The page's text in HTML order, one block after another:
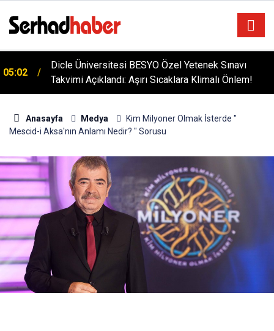
05:02
Dicle Üniversitesi BESYO Özel Yetenek Sınavı
Takvimi Açıklandı: Aşırı Sıcaklara Klimalı Önlem!
Anasayfa Medya
Kim Milyoner Olmak İsterde "
Mescid-i Aksa'nın Anlamı Nedir? " Sorusu